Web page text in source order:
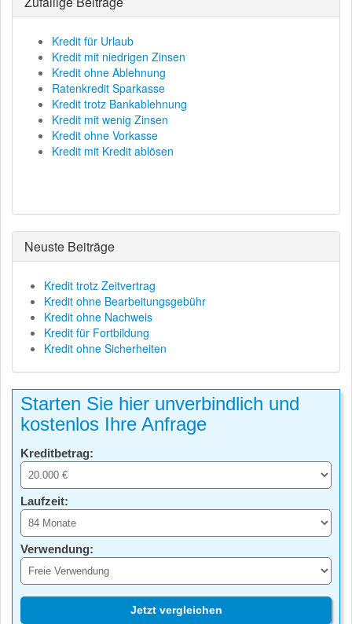
Kredit für Urlaub
Kredit mit niedrigen Zinsen
Kredit ohne Ablehnung
Ratenkredit Sparkasse
Kredit trotz Bankablehnung
Kredit mit wenig Zinsen
Kredit ohne Vorkasse
Kredit mit Kredit ablösen
Neuste Beiträge
Kredit trotz Zeitvertrag
Kredit ohne Bearbeitungsgebühr
Kredit ohne Nachweis
Kredit für Fortbildung
Kredit ohne Sicherheiten
Starten Sie hier unverbindlich und
kostenlos Ihre Anfrage
Kreditbetrag:
Laufzeit:
Verwendung:
Jetzt vergleichen